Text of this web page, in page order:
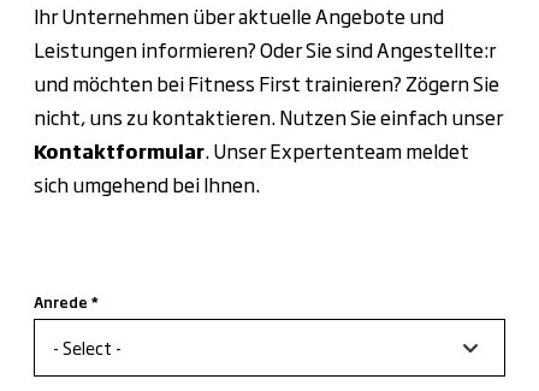
Ihr Unternehmen über aktuelle Angebote und
Leistungen informieren? Oder Sie sind Angestellte:r
und möchten bei Fitness First trainieren? Zögern Sie
nicht, uns zu kontaktieren. Nutzen Sie einfach unser
Kontaktformular. Unser Expertenteam meldet
sich umgehend bei Ihnen.
Anrede